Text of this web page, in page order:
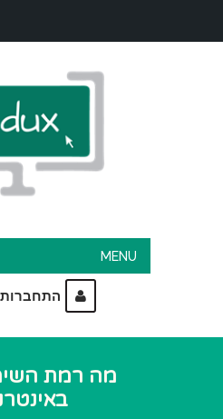
MENU
התחברות
מה רמת